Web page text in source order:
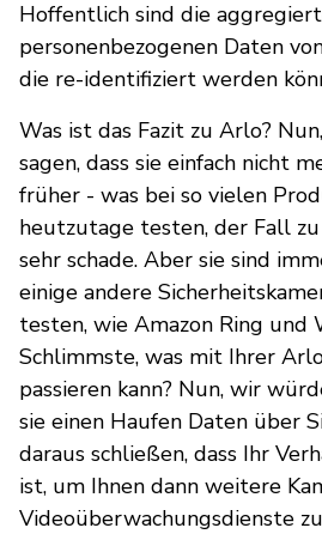
Hoffentlich sind die
personenbezogenen Daten
die re-identifiziert werden
Was ist das Fazit zu Arlo?
sagen, dass sie einfach nicht
früher - was bei so vielen
heutzutage testen, der Fall zu
sehr schade. Aber sie sind
einige andere
testen, wie Amazon Ring und
Schlimmste, was mit Ihrer
passieren kann? Nun, wir
sie einen Haufen Daten über
daraus schließen, dass Ihr
ist, um Ihnen dann weitere
Videoüberwachungsdienste